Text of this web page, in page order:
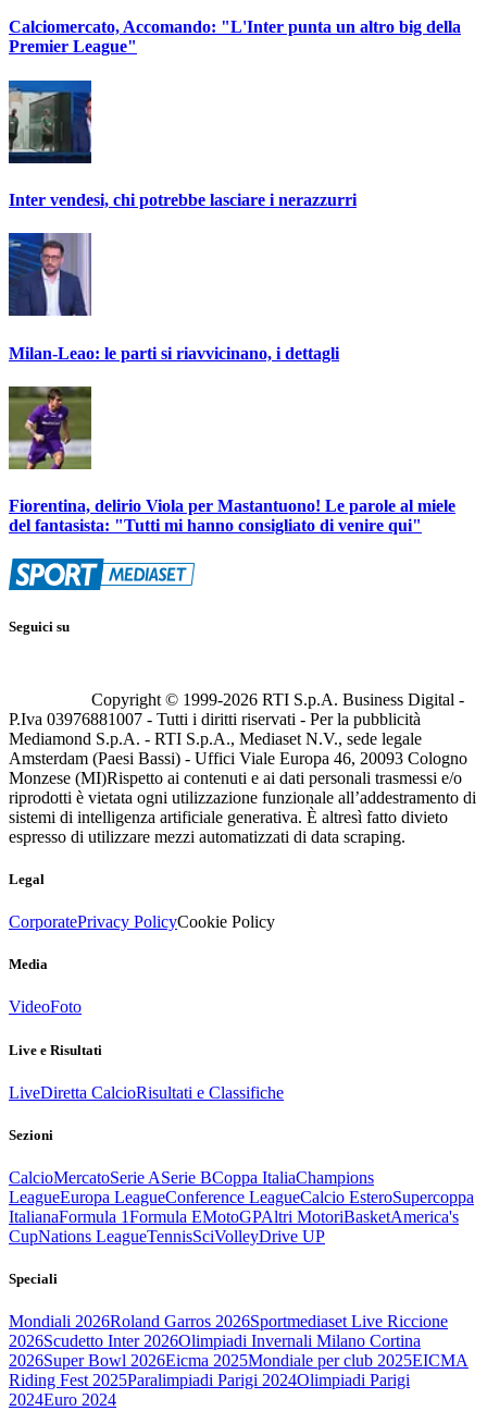
Calciomercato, Accomando: "L'Inter punta un altro big della
Premier League"
Inter vendesi, chi potrebbe lasciare i nerazzurri
Milan-Leao: le parti si riavvicinano, i dettagli
Fiorentina, delirio Viola per Mastantuono! Le parole al miele
del fantasista: "Tutti mi hanno consigliato di venire qui"
Seguici su
Copyright © 1999-2026 RTI S.p.A. Business Digital -
P.Iva 03976881007 - Tutti i diritti riservati - Per la pubblicità
Mediamond S.p.A. - RTI S.p.A., Mediaset N.V., sede legale
Amsterdam (Paesi Bassi) - Uffici Viale Europa 46, 20093 Cologno
Monzese (MI)Rispetto ai contenuti e ai dati personali trasmessi e/o
riprodotti è vietata ogni utilizzazione funzionale all’addestramento di
sistemi di intelligenza artificiale generativa. È altresì fatto divieto
espresso di utilizzare mezzi automatizzati di data scraping.
Legal
CorporatePrivacy PolicyCookie Policy
Media
VideoFoto
Live e Risultati
LiveDiretta CalcioRisultati e Classifiche
Sezioni
CalcioMercatoSerie ASerie BCoppa ItaliaChampions
LeagueEuropa LeagueConference LeagueCalcio EsteroSupercoppa
ItalianaFormula 1Formula EMotoGPAltri MotoriBasketAmerica's
CupNations LeagueTennisSciVolleyDrive UP
Speciali
Mondiali 2026Roland Garros 2026Sportmediaset Live Riccione
2026Scudetto Inter 2026Olimpiadi Invernali Milano Cortina
2026Super Bowl 2026Eicma 2025Mondiale per club 2025EICMA
Riding Fest 2025Paralimpiadi Parigi 2024Olimpiadi Parigi
2024Euro 2024